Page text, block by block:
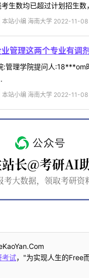
生数均已超过计划招生
本站小编 海南大学 2022-11-08
管理这两个专业有调
:管理学院提问人
本站小编 海南大学 2022-11-08
考试，"为实现人生的Free